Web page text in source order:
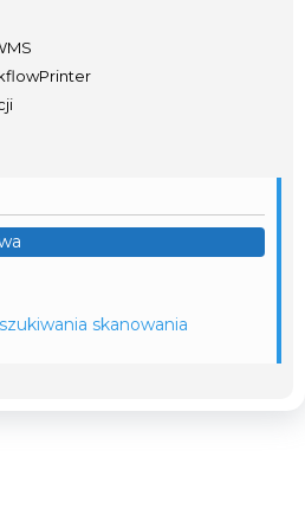
skanowania